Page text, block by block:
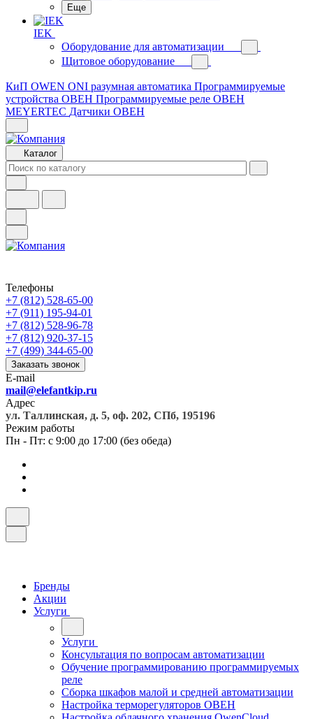
Еще
IEK
Оборудование для автоматизации
Щитовое оборудование
КиП OWEN ONI разумная автоматика Программируемые
устройства ОВЕН Программируемые реле ОВЕН
MEYERTEC Датчики ОВЕН
Каталог
Телефоны
+7 (812) 528-65-00
+7 (911) 195-94-01
+7 (812) 528-96-78
+7 (812) 920-37-15
+7 (499) 344-65-00
Заказать звонок
E-mail
mail@elefantkip.ru
Адрес
ул. Таллинская, д. 5, оф. 202, СПб, 195196
Режим работы
Пн - Пт: с 9:00 до 17:00 (без обеда)
Бренды
Акции
Услуги
Услуги
Консультация по вопросам автоматизации
Обучение программированию программируемых
реле
Сборка шкафов малой и средней автоматизации
Настройка терморегуляторов ОВЕН